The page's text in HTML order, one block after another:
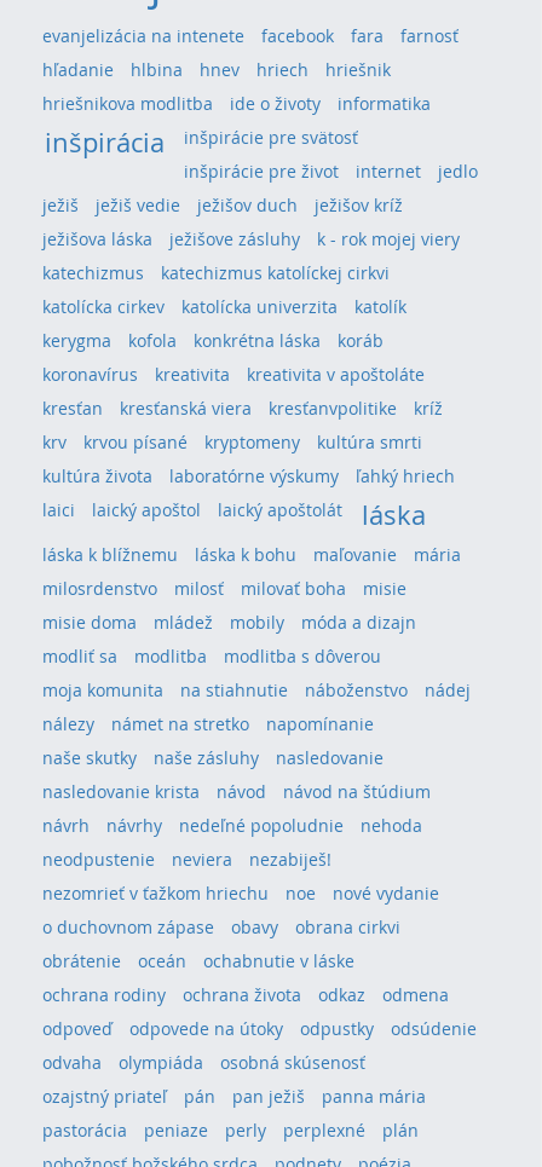
evanjelizácia na intenete facebook fara
farnosť
hľadanie
hlbina hnev hriech
hriešnik
hriešnikova modlitba
ide o životy informatika
inšpirácia
inšpirácie pre svätosť
inšpirácie pre život
internet
jedlo
ježiš
ježiš vedie ježišov duch
ježišov kríž
ježišova láska
ježišove zásluhy
k - rok mojej viery
katechizmus
katechizmus katolíckej cirkvi
katolícka cirkev
katolícka univerzita
katolík
kerygma
kofola konkrétna láska
koráb
koronavírus
kreativita
kreativita v apoštoláte
kresťan
kresťanská viera kresťanvpolitike
kríž
krv
krvou písané kryptomeny
kultúra smrti
kultúra života
laboratórne výskumy
ľahký hriech
laici
laický apoštol laický apoštolát láska
láska k blížnemu láska k bohu maľovanie
mária
milosrdenstvo
milosť milovať boha
misie
misie doma
mládež mobily
móda a dizajn
modliť sa
modlitba
modlitba s dôverou
moja komunita
na stiahnutie náboženstvo
nádej
nálezy
námet na stretko
napomínanie
naše skutky
naše zásluhy
nasledovanie
nasledovanie krista
návod
návod na štúdium
návrh
návrhy nedeľné popoludnie
nehoda
neodpustenie
neviera
nezabiješ!
nezomrieť v ťažkom hriechu
noe
nové vydanie
o duchovnom zápase
obavy
obrana cirkvi
obrátenie
oceán
ochabnutie v láske
ochrana rodiny
ochrana života odkaz
odmena
odpoveď
odpovede na útoky odpustky
odsúdenie
odvaha
olympiáda
osobná skúsenosť
ozajstný priateľ
pán pan ježiš
panna mária
pastorácia
peniaze perly perplexné
plán